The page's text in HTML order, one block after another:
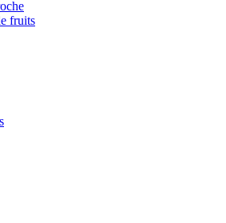
fruits